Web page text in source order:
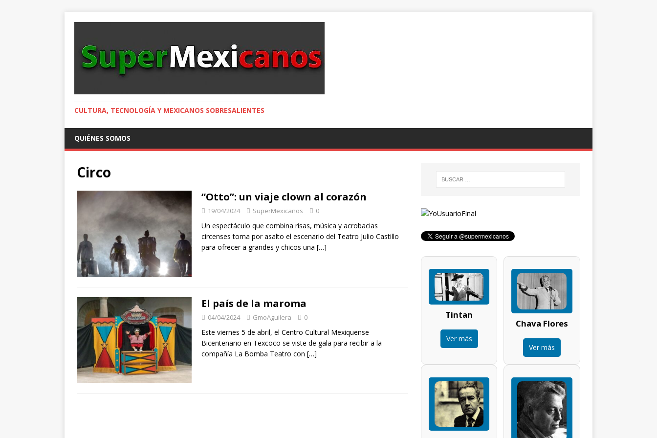
CULTURA, TECNOLOGÍA Y MEXICANOS SOBRESALIENTES
QUIÉNES SOMOS
Circo
“Otto”: un viaje clown al corazón
19/04/2024 SuperMexicanos 0
Un espectáculo que combina risas, música y acrobacias
circenses toma por asalto el escenario del Teatro Julio Castillo
para ofrecer a grandes y chicos una […]
El país de la maroma
04/04/2024 GmoAguilera 0
Este viernes 5 de abril, el Centro Cultural Mexiquense
Bicentenario en Texcoco se viste de gala para recibir a la
compañía La Bomba Teatro con […]
Tintan
Ver más
Chava Flores
Ver más